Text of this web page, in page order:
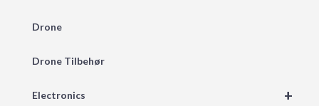
Drone
Drone Tilbehør
+
Electronics